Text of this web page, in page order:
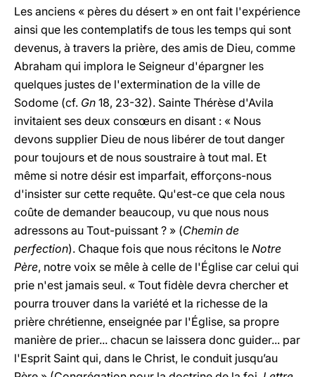
Les anciens « pères du désert » en ont fait l'expérience
ainsi que les contemplatifs de tous les temps qui sont
devenus, à travers la prière, des amis de Dieu, comme
Abraham qui implora le Seigneur d'épargner les
quelques justes de l'extermination de la ville de
Sodome (cf. Gn 18, 23-32). Sainte Thérèse d'Avila
invitaient ses deux consœurs en disant : « Nous
devons supplier Dieu de nous libérer de tout danger
pour toujours et de nous soustraire à tout mal. Et
même si notre désir est imparfait, efforçons-nous
d'insister sur cette requête. Qu'est-ce que cela nous
coûte de demander beaucoup, vu que nous nous
adressons au Tout-puissant ? » (Chemin de
perfection). Chaque fois que nous récitons le Notre
Père, notre voix se mêle à celle de l'Église car celui qui
prie n'est jamais seul. « Tout fidèle devra chercher et
pourra trouver dans la variété et la richesse de la
prière chrétienne, enseignée par l'Église, sa propre
manière de prier... chacun se laissera donc guider... par
l'Esprit Saint qui, dans le Christ, le conduit jusqu’au